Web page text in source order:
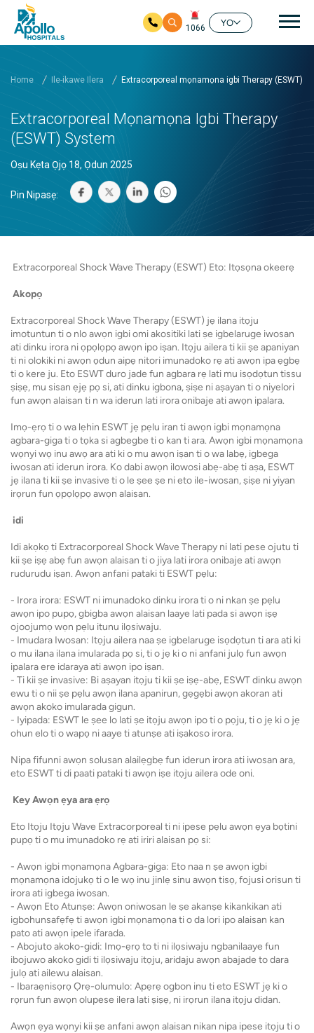
1066
YO
Home Ile-ikawe Ilera Extracorporeal mọnamọna igbi Therapy (ESWT)
Extracorporeal Mọnamọna Igbi Therapy
(ESWT) System
Oṣu Kẹta Ọjọ 18, Ọdun 2025
Pin Nipasẹ:
Extracorporeal Shock Wave Therapy (ESWT) Eto: Itọsọna okeerẹ
Akopọ
Extracorporeal Shock Wave Therapy (ESWT) jẹ ilana itọju
imotuntun ti o nlo awọn igbi omi akositiki lati ṣe igbelaruge iwosan
ati dinku irora ni ọpọlọpọ awọn ipo iṣan. Itọju ailera ti kii ṣe apaniyan
ti ni olokiki ni awọn ọdun aipẹ nitori imunadoko rẹ ati awọn ipa ẹgbẹ
ti o kere ju. Eto ESWT duro jade fun agbara rẹ lati mu isọdọtun tissu
ṣiṣẹ, mu sisan ẹjẹ pọ si, ati dinku igbona, ṣiṣe ni aṣayan ti o niyelori
fun awọn alaisan ti n wa iderun lati irora onibaje ati awọn ipalara.
Imọ-ẹrọ ti o wa lẹhin ESWT jẹ pẹlu iran ti awọn igbi mọnamọna
agbara-giga ti o tọka si agbegbe ti o kan ti ara. Awọn igbi mọnamọna
wọnyi wọ inu awọ ara ati ki o mu awọn iṣan ti o wa labẹ, igbega
iwosan ati iderun irora. Ko dabi awọn ilowosi abẹ-abẹ ti aṣa, ESWT
jẹ ilana ti kii ṣe invasive ti o le ṣee ṣe ni eto ile-iwosan, ṣiṣe ni yiyan
irọrun fun ọpọlọpọ awọn alaisan.
idi
Idi akọkọ ti Extracorporeal Shock Wave Therapy ni lati pese ojutu ti
kii ṣe iṣẹ abẹ fun awọn alaisan ti o jiya lati irora onibaje ati awọn
rudurudu iṣan. Awọn anfani pataki ti ESWT pẹlu:
- Irora irora: ESWT ni imunadoko dinku irora ti o ni nkan ṣe pẹlu
awọn ipo pupọ, gbigba awọn alaisan laaye lati pada si awọn iṣẹ
ojoojumọ wọn pẹlu itunu ilọsiwaju.
- Imudara Iwosan: Itọju ailera naa ṣe igbelaruge isọdọtun ti ara ati ki
o mu ilana ilana imularada pọ si, ti o jẹ ki o ni anfani julọ fun awọn
ipalara ere idaraya ati awọn ipo iṣan.
- Ti kii ṣe invasive: Bi aṣayan itọju ti kii ṣe iṣẹ-abẹ, ESWT dinku awọn
ewu ti o nii ṣe pẹlu awọn ilana apanirun, gẹgẹbi awọn akoran ati
awọn akoko imularada gigun.
- Iyipada: ESWT le ṣee lo lati ṣe itọju awọn ipo ti o pọju, ti o jẹ ki o jẹ
ohun elo ti o wapọ ni aaye ti atunṣe ati iṣakoso irora.
Nipa fifunni awọn solusan alailẹgbẹ fun iderun irora ati iwosan ara,
eto ESWT ti di paati pataki ti awọn iṣe itọju ailera ode oni.
Key Awọn ẹya ara ẹrọ
Eto Itọju Itọju Wave Extracorporeal ti ni ipese pẹlu awọn ẹya bọtini
pupọ ti o mu imunadoko rẹ ati iriri alaisan pọ si:
- Awọn igbi mọnamọna Agbara-giga: Eto naa n ṣe awọn igbi
mọnamọna idojukọ ti o le wọ inu jinlẹ sinu awọn tisọ, fojusi orisun ti
irora ati igbega iwosan.
- Awọn Eto Atunṣe: Awọn oniwosan le ṣe akanṣe kikankikan ati
igbohunsafẹfẹ ti awọn igbi mọnamọna ti o da lori ipo alaisan kan
pato ati awọn ipele ifarada.
- Abojuto akoko-gidi: Imọ-ẹrọ to ti ni ilọsiwaju ngbanilaaye fun
ibojuwo akoko gidi ti ilọsiwaju itọju, aridaju awọn abajade to dara
julọ ati ailewu alaisan.
- Ibaraẹnisọrọ Ọrẹ-olumulo: Apẹrẹ ogbon inu ti eto ESWT jẹ ki o
rọrun fun awọn olupese ilera lati ṣiṣẹ, ni irọrun ilana itọju didan.
Awọn ẹya wọnyi kii ṣe anfani awọn alaisan nikan nipa ipese itọju ti o